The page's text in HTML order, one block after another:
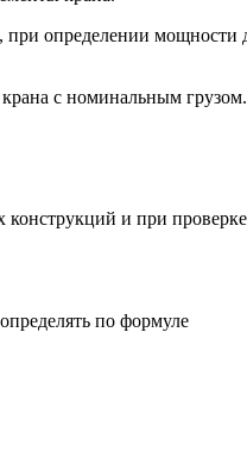
при определении мощности
крана с номинальным грузом.
конструкций и при
по формуле